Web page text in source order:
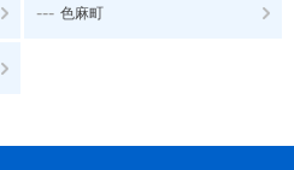
--- 色麻町